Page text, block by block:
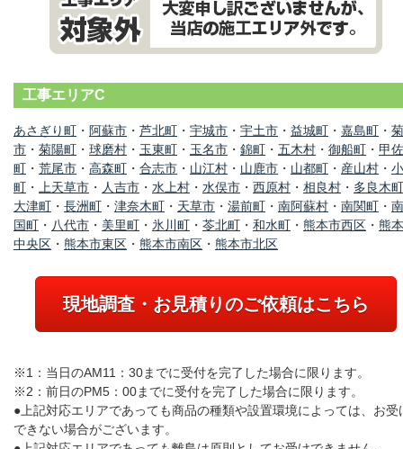
工事エリアC
あさぎり町 ・ 阿蘇市 ・ 芦北町 ・ 宇城市 ・ 宇土市 ・ 益城町 ・ 嘉島町 ・
市 ・ 菊陽町 ・ 球磨村 ・ 玉東町 ・ 玉名市 ・ 錦町 ・ 五木村 ・ 御船町 ・ 甲佐
町 ・ 荒尾市 ・ 高森町 ・ 合志市 ・ 山江村 ・ 山鹿市 ・ 山都町 ・ 産山村 ・
町 ・ 上天草市 ・ 人吉市 ・ 水上村 ・ 水俣市 ・ 西原村 ・ 相良村 ・ 多良木町
大津町 ・ 長洲町 ・ 津奈木町 ・ 天草市 ・ 湯前町 ・ 南阿蘇村 ・ 南関町 ・
国町 ・ 八代市 ・ 美里町 ・ 氷川町 ・ 苓北町 ・ 和水町 ・ 熊本市西区 ・ 熊
中央区 ・ 熊本市東区 ・ 熊本市南区 ・ 熊本市北区
現地調査・お見積りのご依頼はこちら
※1：当日のAM11：30までに受付を完了した場合に限ります。
※2：前日のPM5：00までに受付を完了した場合に限ります。
●上記対応エリアであっても商品の種類や設置環境によっては、お受
できない場合がございます。